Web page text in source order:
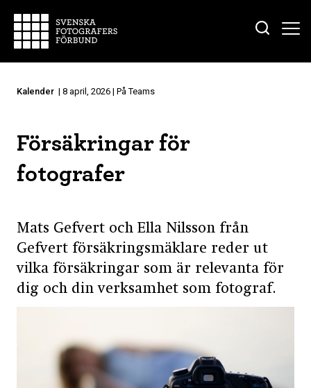
Kalender | 8 april, 2026 | På Teams
Försäkringar för
fotografer
Mats Gefvert och Ella Nilsson från
Gefvert försäkringsmäklare reder ut
vilka försäkringar som är relevanta för
dig och din verksamhet som fotograf.